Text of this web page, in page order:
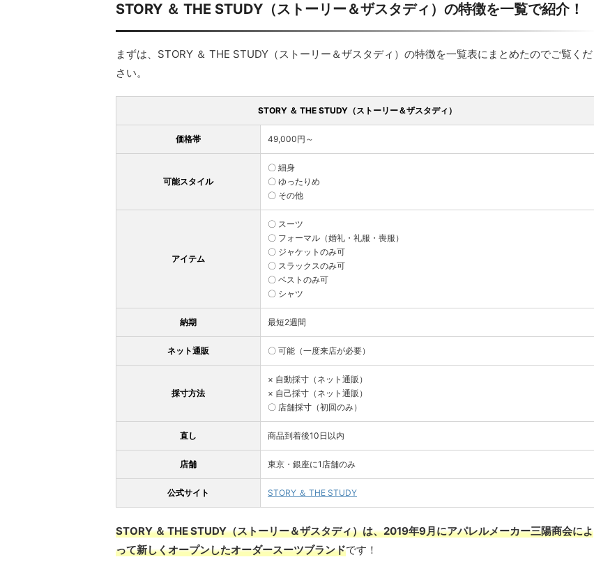
STORY ＆ THE STUDY（ストーリー＆ザスタディ）の特徴を一覧で紹介！
まずは、STORY ＆ THE STUDY（ストーリー＆ザスタディ）の特徴を一覧表にまとめたのでご覧くだ
さい。
STORY ＆ THE STUDY（ストーリー＆ザスタディ）
価格帯 49,000円～
可能スタイル
〇 細身
〇 ゆったりめ
〇 その他
アイテム
〇 スーツ
〇 フォーマル（婚礼・礼服・喪服）
〇 ジャケットのみ可
〇 スラックスのみ可
〇 ベストのみ可
〇 シャツ
納期 最短2週間
ネット通販 〇 可能（一度来店が必要）
採寸方法
× 自動採寸（ネット通販）
× 自己採寸（ネット通販）
〇 店舗採寸（初回のみ）
直し 商品到着後10日以内
店舗 東京・銀座に1店舗のみ
公式サイト STORY ＆ THE STUDY
STORY ＆ THE STUDY（ストーリー＆ザスタディ）は、2019年9月にアパレルメーカー三陽商会によ
って新しくオープンしたオーダースーツブランドです！